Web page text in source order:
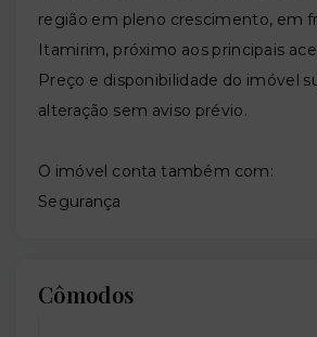
região em pleno crescimento, em
Itamirim, próximo aos principais
Preço e disponibilidade do imóvel
alteração sem aviso prévio.
O imóvel conta também com:
Segurança
Cômodos